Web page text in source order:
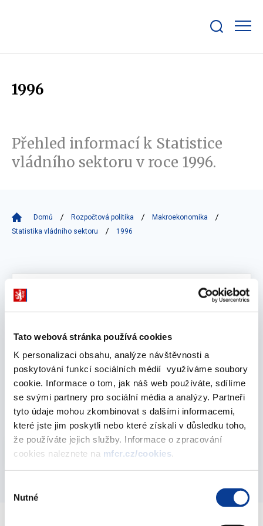
Tato webová stránka používá cookies
K personalizaci obsahu, analýze návštěvnosti a
poskytování funkcí sociálních médií využíváme soubory
cookie. Informace o tom, jak náš web používáte, sdílíme
se svými partnery pro sociální média a analýzy. Partneři
tyto údaje mohou zkombinovat s dalšími informacemi,
které jste jim poskytli nebo které získali v důsledku toho,
že používáte jejich služby. Informace o zpracování
cookies naleznete na mfcr.cz/cookies.
souhlasu
Nutné
bar
1996
Přehled informací k Statistice
vládního sektoru v roce 1996.
Domů Rozpočtová politika
Makroekonomika
Statistika vládního sektoru
1996
Vyberte
1996
prosinec 1996
Statistika státního dluhu - 1996
31. prosince 1996
Vyberte
1996